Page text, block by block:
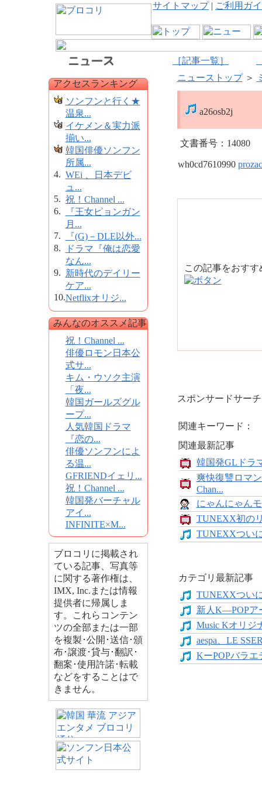
サイトマップ| ご利用ガ
［記事一覧］
アクセスランキング
ソンフンと行く★
温泉...
イケメン＆実力派
揃い...
韓国俳優ソンフン
所属...
4. WEi 、日本デビ
ュ...
5. 祝！Channel ...
6.
『王女ピョンガン
月...
7.
『(G)－DLE以外...
8.
ドラマ『俺は恋愛
なん...
9. 新時代のデイリー
ケア...
10.Netflixオリジ...
みんなのオススメ記事
祝！Channel ...
俳優ロモン日本公
式サ...
キム・ウソク主演
「夜...
韓国ガールズグル
ープ...
人気韓国ドラマ
『恋の...
俳優ソンフンによ
る温...
GFRIENDイェリ...
祝！Channel ...
韓国発バーチャル
アイ...
INFINITE×M...
ブロコリに掲載され
ている記事、写真等
に関する著作権は、
IMX, Inc.または情報
提供者に帰属しま
す。これらコンテン
ツの全部または一部
を複製･公開･送信･頒
布･譲渡･貸与･翻訳･
翻案･使用許諾･転載
などをすることはで
きません。
ニューストップ＞
a26osb2j
文書番号：14080
wh0cd7610990 prozac
この記事をおす
スポンサードサーチ
関連キーワード：
関連最新記事
韓国発GLドラ
爽快復讐ロマ
Chan...
にゃんにゃん
TUNEXX初の
TUNEXXつい
カテゴリ最新記事
TUNEXXつい
新人K―POPア
Music Kオリジ
aespa、LE
KーPOPバラエ